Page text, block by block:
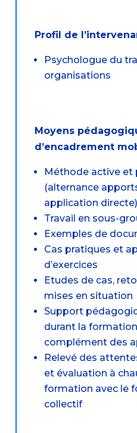
Profil de
Psychologue du
organisations
Moyens
d’encadrement
Méthode active et
(alternance
application directe)
Travail en sous-
Exemples de
Cas pratiques et
d’exercices
Etudes de cas,
mises en situation
Support
durant la
complément des
Relevé des
et évaluation à
formation avec le
collectif